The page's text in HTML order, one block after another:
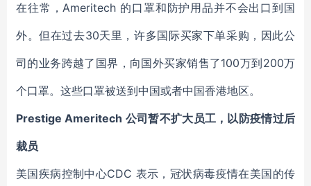
在往常，Ameritech 的口罩和防护用品并不会出口到国
外。但在过去30天里，许多国际买家下单采购，因此公
司的业务跨越了国界，向国外买家销售了100万到200万
个口罩。这些口罩被送到中国或者中国香港地区。
Prestige Ameritech 公司暂不扩大员工，以防疫情过后
裁员
美国疾病控制中心CDC 表示，冠状病毒疫情在美国的传